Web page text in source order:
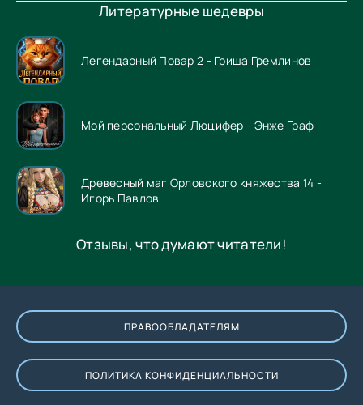
Литературные шедевры
Легендарный Повар 2 - Гриша Гремлинов
Мой персональный Люцифер - Энже Граф
Древесный маг Орловского княжества 14 -
Игорь Павлов
Отзывы, что думают читатели!
ПРАВООБЛАДАТЕЛЯМ
ПОЛИТИКА КОНФИДЕНЦИАЛЬНОСТИ